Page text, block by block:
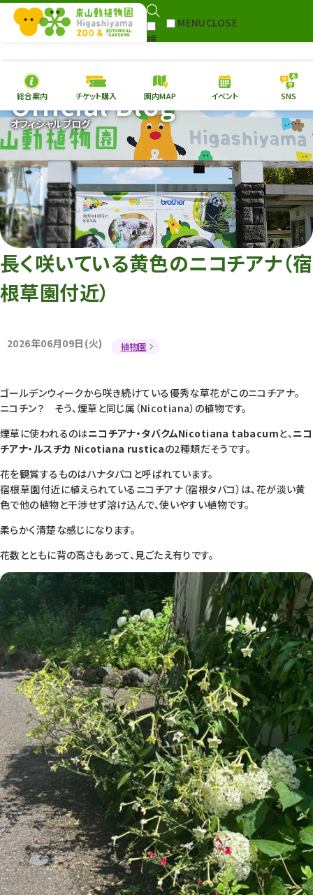
検
MENUCLOSE
本日の開園情報 チケ
園内MAP イベント
総合案内
動物園 植物園
再生プラン
東山動植物園
への支援
環境教育
総合案内 チケット購入 園内MAP イベント SNS
オフィシャルブログ
Official Blog
長く咲いている黄色のニコチアナ（宿
根草園付近）
2026年06月09日(火) 植物園
ゴールデンウィークから咲き続けている優秀な草花がこのニコチアナ。
ニコチン？ そう、煙草と同じ属（Nicotiana）の植物です。
煙草に使われるのはニコチアナ・タバクムNicotiana tabacumと、ニコ
チアナ・ルスチカ Nicotiana rusticaの2種類だそうです。
花を観賞するものはハナタバコと呼ばれています。
宿根草園付近に植えられているニコチアナ（宿根タバコ）は、花が淡い黄
色で他の植物と干渉せず溶け込んで、使いやすい植物です。
柔らかく清楚な感じになります。
花数とともに背の高さもあって、見ごたえ有りです。